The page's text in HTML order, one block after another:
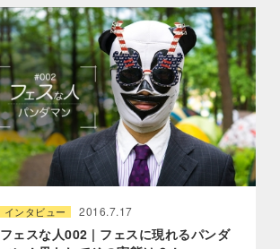
インタビュー 2016.7.17
フェスな人002 | フェスに現れるパンダ